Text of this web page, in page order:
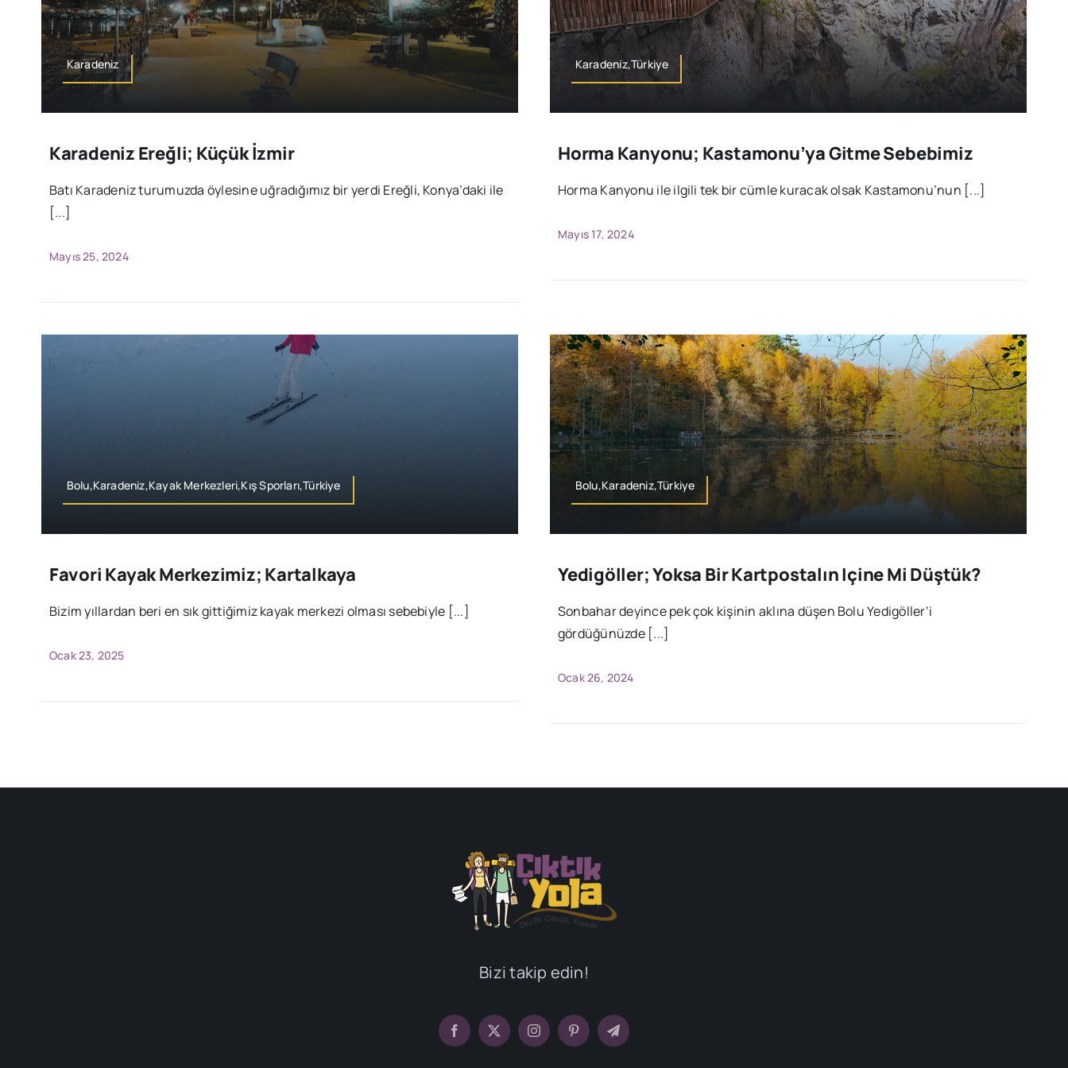
Karadeniz
Karadeniz Ereğli; Küçük İzmir
Batı Karadeniz turumuzda öylesine uğradığımız bir yerdi Ereğli, Konya’daki ile
[...]
Mayıs 25, 2024
Karadeniz,Türkiye
Horma Kanyonu; Kastamonu’ya Gitme Sebebimiz
Horma Kanyonu ile ilgili tek bir cümle kuracak olsak Kastamonu’nun [...]
Mayıs 17, 2024
Bolu,Karadeniz,Kayak Merkezleri,Kış Sporları,Türkiye
Favori Kayak Merkezimiz; Kartalkaya
Bizim yıllardan beri en sık gittiğimiz kayak merkezi olması sebebiyle [...]
Ocak 23, 2025
Bolu,Karadeniz,Türkiye
Yedigöller; Yoksa Bir Kartpostalın Içine Mi Düştük?
Sonbahar deyince pek çok kişinin aklına düşen Bolu Yedigöller‘i
gördüğünüzde [...]
Ocak 26, 2024
Bizi takip edin!